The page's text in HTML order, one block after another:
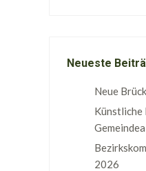
Neueste
Neue
Künstliche
2026